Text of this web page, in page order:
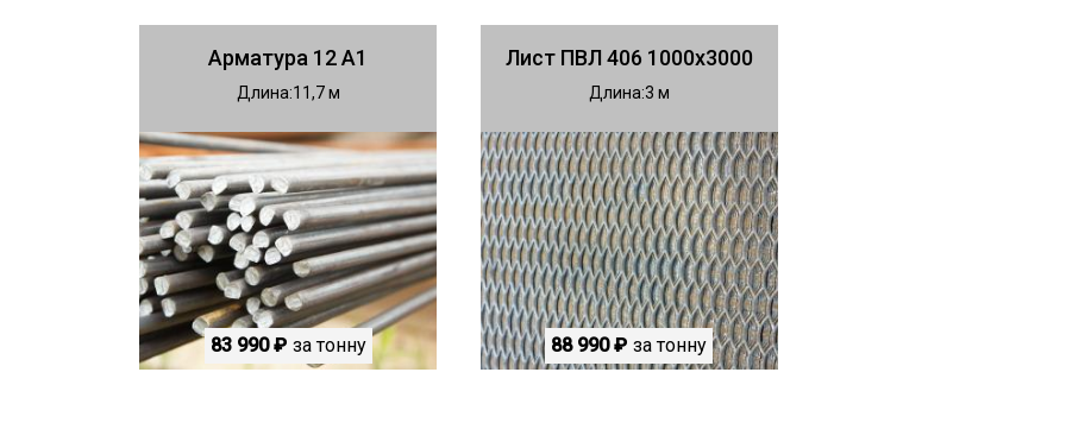
Арматура 12 А1
Длина 11,7
83 990 ₽ за тонну
Лист ПВЛ 406 1000х3000
Длина 3
88 990 ₽ за тонну